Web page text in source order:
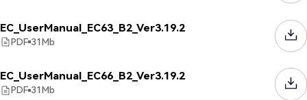
EC_UserManual_EC63_B2_Ver3.19.2
PDF 31Mb
EC_UserManual_EC66_B2_Ver3.19.2
PDF 31Mb